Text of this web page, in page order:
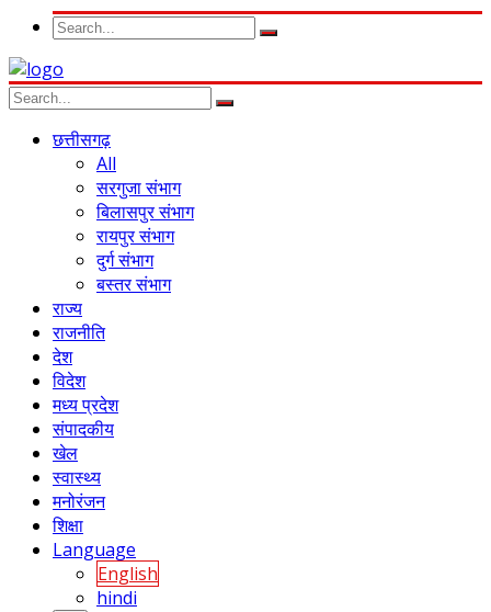
छत्तीसगढ़
All
सरगुजा संभाग
बिलासपुर संभाग
रायपुर संभाग
दुर्ग संभाग
बस्तर संभाग
राज्य
राजनीति
देश
विदेश
मध्य प्रदेश
संपादकीय
खेल
स्वास्थ्य
मनोरंजन
शिक्षा
Language
English
hindi